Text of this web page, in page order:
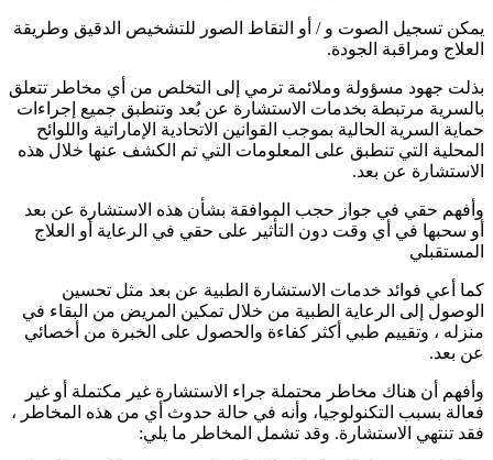
يمكن تسجيل الصوت و / أو التقاط الصور للتشخيص الدقيق وطريقة
العلاج ومراقبة الجودة.
بذلت جهود مسؤولة وملائمة ترمي إلى التخلص من أي مخاطر تتعلق
بالسرية مرتبطة بخدمات الاستشارة عن بُعد وتنطبق جميع إجراءات
حماية السرية الحالية بموجب القوانين الاتحادية الإماراتية واللوائح
المحلية التي تنطبق على المعلومات التي تم الكشف عنها خلال هذه
الاستشارة عن بعد.
وأفهم حقي في جواز حجب الموافقة بشأن هذه الاستشارة عن بعد
أو سحبها في أي وقت دون التأثير على حقي في الرعاية أو العلاج
المستقبلي
كما أعي فوائد خدمات الاستشارة الطبية عن بعد مثل تحسين
الوصول إلى الرعاية الطبية من خلال تمكين المريض من البقاء في
منزله ، وتقييم طبي أكثر كفاءة والحصول على الخبرة من أخصائي
عن بعد.
وأفهم أن هناك مخاطر محتملة جراء الاستشارة غير مكتملة أو غير
فعالة بسبب التكنولوجيا، وأنه في حالة حدوث أي من هذه المخاطر ،
فقد تنتهي الاستشارة. وقد تشمل المخاطر ما يلي: